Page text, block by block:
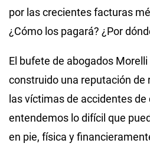
por las crecientes facturas
¿Cómo los pagará? ¿Por
El bufete de abogados
construido una reputación de
las víctimas de accidentes
entendemos lo difícil que
en pie, física y